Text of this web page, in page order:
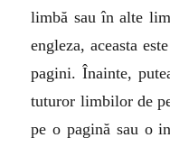
limbă sau în alte
engleza, aceasta
pagini. Înainte,
tuturor limbilor de
pe o pagină sau o